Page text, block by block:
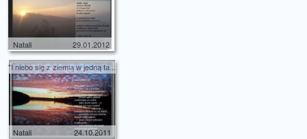
Natali 29.01.2012
"I niebo się z ziemią w jedną ta...
Natali 24.10.2011